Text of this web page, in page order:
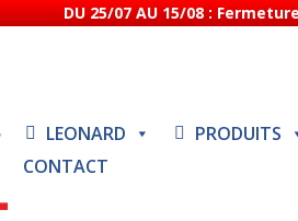
DU 25/07 AU 15/08 :
LEONARD PRODUITS
CONTACT